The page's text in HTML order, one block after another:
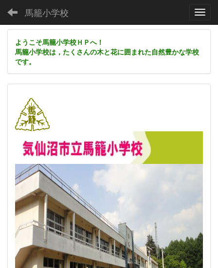
馬籠小学校
ようこそ馬籠小学校ＨＰへ！
馬籠小学校は，たくさんの木と花に囲まれた自然豊かな学校
です。